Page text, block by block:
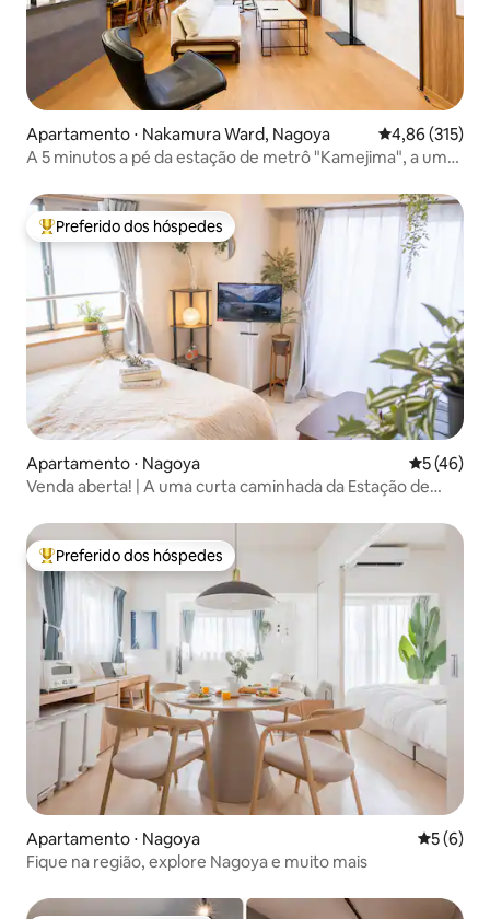
Apartamento ⋅ Nakamura Ward, Nagoya 4,86 de uma
4,86 (315)
A 5 minutos a pé da estação de metrô "Kamejima", a uma
Nishi 103
Entre os melhores preferidos dos hóspedes
Preferido dos hóspedes
Apartamento ⋅ Nagoya 5 de uma
5 (46)
Venda aberta! | A uma curta caminhada da Estação de
duração bem-vindas | Casais e famílias
Entre os melhores preferidos dos hóspedes
Preferido dos hóspedes
Apartamento ⋅ Nagoya 5 de
5 (6)
Fique na região, explore Nagoya e muito mais